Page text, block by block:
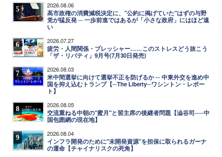
5 2026.08.06
高市政権の消費減税決定に、"公約に掲げていた"はずの与野
党が猛反発 ─ 一歩前進ではあるが「小さな政府」にはほど遠
い
6 2026.07.27
疲労・人間関係・プレッシャー……このストレスどう抜こう
「ザ・リバティ」9月号(7月30日発売)
7 2026.08.03
米中間選挙に向けて選挙不正を防げるか ─ 中東外交を進め中
国を抑え込むトランプ【─The Liberty─ワシントン・レポー
ト】
8 2026.08.05
交流重ねる中朝の"蜜月"と習主席の後継者問題【澁谷司──中
国包囲網の現在地】
9 2026.08.04
インフラ開発のために"未開発資源"を担保に取られるガーナ
の運命【チャイナリスクの死角】